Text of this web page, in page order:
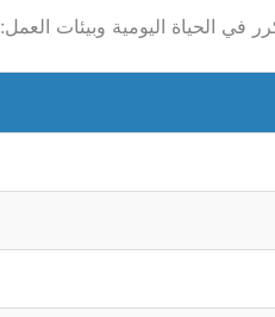
في الحياة اليومية وبيئات العمل: